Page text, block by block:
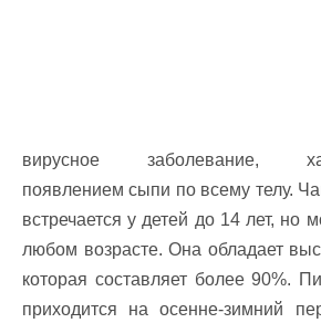
вирусное заболевание,
появлением сыпи по всему телу.
встречается у детей до 14 лет, но
любом возрасте. Она обладает
которая составляет более 90%.
приходится на осенне-зимний